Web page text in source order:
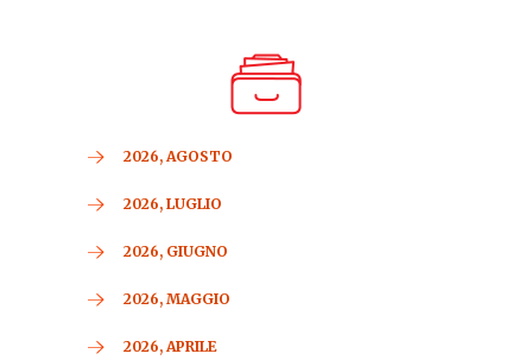
2026, AGOSTO
2026, LUGLIO
2026, GIUGNO
2026, MAGGIO
2026, APRILE